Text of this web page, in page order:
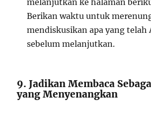
melanjutkan ke halaman
Berikan waktu untuk
mendiskusikan apa yang telah
sebelum melanjutkan.
9. Jadikan Membaca
yang Menyenangkan